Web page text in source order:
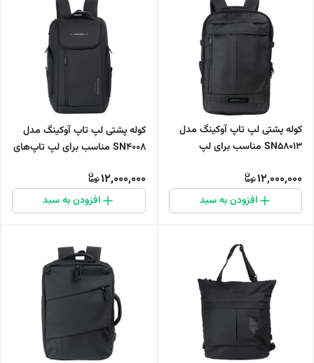
کوله پشتی لپ تاپ آوکینگ مدل
SN58013 مناسب برای لپ
12,000,000
افزودن به سبد
کوله پشتی لپ تاپ آوکینگ مدل
SN4008 مناسب برای لپ تاپ‌های
12,000,000
افزودن به سبد